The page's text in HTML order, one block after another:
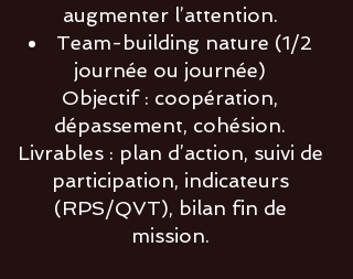
augmenter l’attention.
Team-building nature (1/2
journée ou journée)
Objectif : coopération,
dépassement, cohésion.
Livrables : plan d’action, suivi de
participation, indicateurs
(RPS/QVT), bilan fin de
mission.